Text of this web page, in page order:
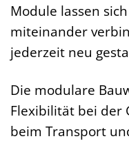
Module lassen
miteinander
jederzeit neu
Die modulare
Flexibilität bei der
beim Transport